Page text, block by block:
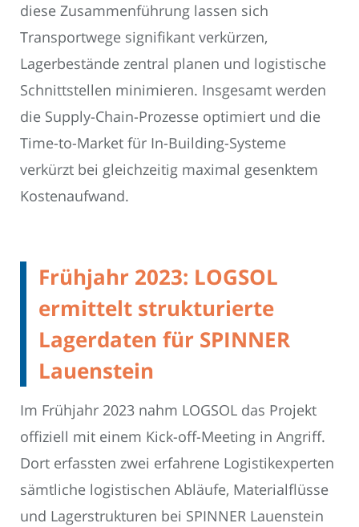
diese Zusammenführung lassen sich
Transportwege signifikant verkürzen,
Lagerbestände zentral planen und logistische
Schnittstellen minimieren. Insgesamt werden
die Supply-Chain-Prozesse optimiert und die
Time-to-Market für In-Building-Systeme
verkürzt bei gleichzeitig maximal gesenktem
Kostenaufwand.
Frühjahr 2023: LOGSOL
ermittelt strukturierte
Lagerdaten für SPINNER
Lauenstein
Im Frühjahr 2023 nahm LOGSOL das Projekt
offiziell mit einem Kick-off-Meeting in Angriff.
Dort erfassten zwei erfahrene Logistikexperten
sämtliche logistischen Abläufe, Materialflüsse
und Lagerstrukturen bei SPINNER Lauenstein